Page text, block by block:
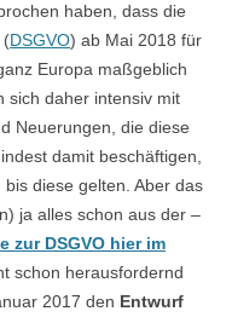
haben, dass die
(DSGVO) ab Mai 2018 für
Europa maßgeblich
sich daher intensiv mit
Neuerungen, die diese
damit beschäftigen,
diese gelten. Aber das
ja alles schon aus der –
zur DSGVO hier im
schon herausfordernd
2017 den Entwurf